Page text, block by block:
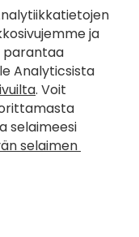
ja
parantaa
Analyticsista
. Voit
selaimen